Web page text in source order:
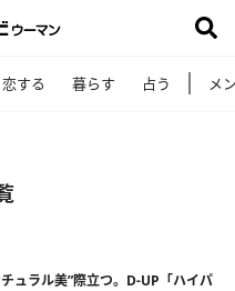
恋する 暮らす 占う メ
ュラル美”際立つ。D-UP「ハイパ